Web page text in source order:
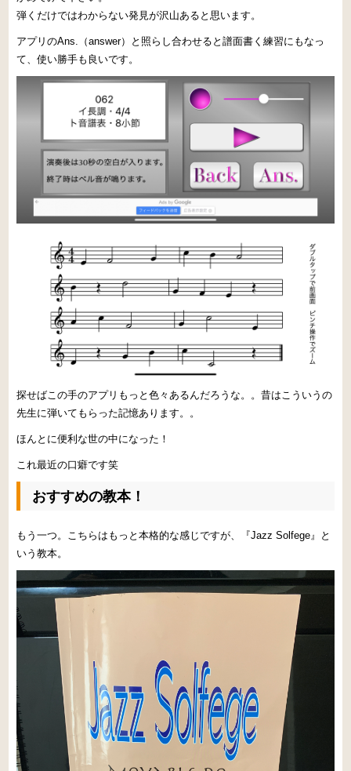
弾くだけではわからない発見が沢山あると思います。
アプリのAns.（answer）と照らし合わせると譜面書く練習にもなっ
て、使い勝手も良いです。
探せばこの手のアプリもっと色々あるんだろうな。。昔はこういうの
先生に弾いてもらった記憶あります。。
ほんとに便利な世の中になった！
これ最近の口癖です笑
おすすめの教本！
もう一つ。こちらはもっと本格的な感じですが、『Jazz Solfege』と
いう教本。